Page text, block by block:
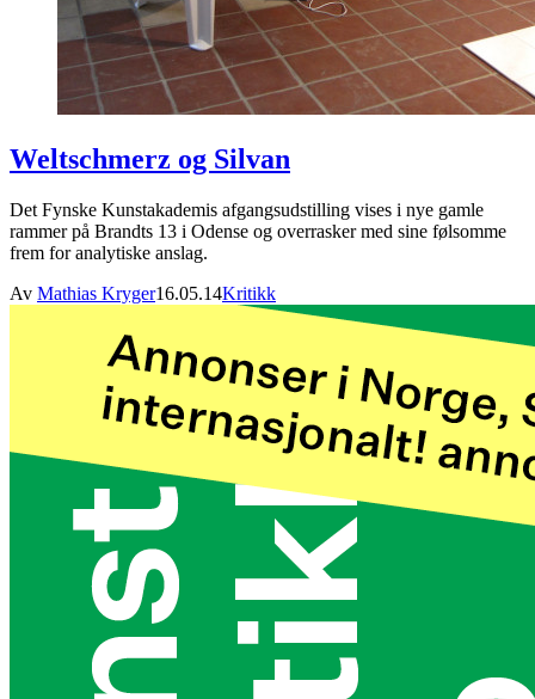
Weltschmerz og Silvan
Det Fynske Kunstakademis afgangsudstilling vises i nye gamle
rammer på Brandts 13 i Odense og overrasker med sine følsomme
frem for analytiske anslag.
Av Mathias Kryger16.05.14Kritikk